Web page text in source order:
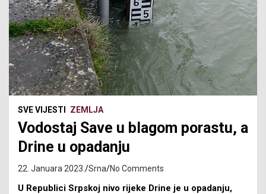
SVE VIJESTI ZEMLJA
Vodostaj Save u blagom porastu, a
Drine u opadanju
22. Januara 2023. Srna No Comments
U Republici Srpskoj nivo rijeke Drine je u opadanju,